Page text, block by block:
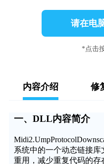
请在电
*点击
内容介绍 修
一、DLL内容简介
系统中的一个动态链接
重用，减少重复代码的